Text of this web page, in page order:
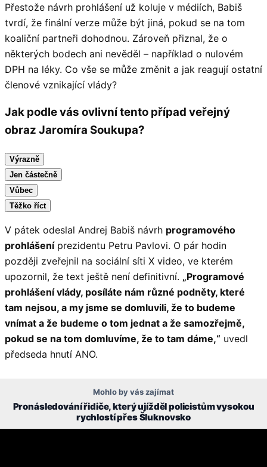
Přestože návrh prohlášení už koluje v médiích, Babiš
tvrdí, že finální verze může být jiná, pokud se na tom
koaliční partneři dohodnou. Zároveň přiznal, že o
některých bodech ani nevěděl – například o nulovém
DPH na léky. Co vše se může změnit a jak reagují ostatní
členové vznikající vlády?
Jak podle vás ovlivní tento případ veřejný
obraz Jaromíra Soukupa?
Výrazně
Jen částečně
Vůbec
Těžko říct
V pátek odeslal Andrej Babiš návrh programového
prohlášeníprezidentu Petru Pavlovi. O pár hodin
později zveřejnil na sociální síti X video, ve kterém
upozornil, že text ještě není definitivní. „Programové
prohlášení vlády, posíláte nám různé podněty, které
tam nejsou, a my jsme se domluvili, že to budeme
vnímat a že budeme o tom jednat a že samozřejmě,
pokud se na tom domluvíme, že to tam dáme,“ uvedl
předseda hnutí ANO.
Mohlo by vás zajímat
Pronásledování řidiče, který ujížděl policistům vysokou
rychlostí přes Šluknovsko